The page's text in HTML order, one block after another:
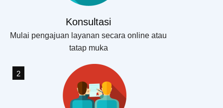
Konsultasi
Mulai pengajuan layanan secara online atau
tatap muka
2